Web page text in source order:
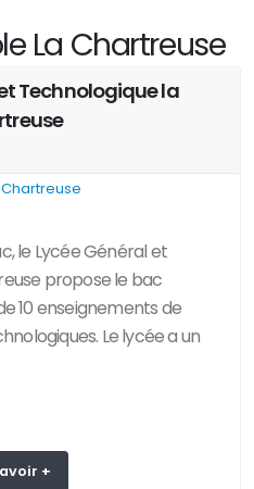
La Chartreuse
Technologique la
le Lycée Général et
propose le bac
10 enseignements de
Le lycée a un
+